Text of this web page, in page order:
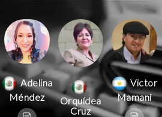
Adelina
Méndez
Orquídea
Cruz
Victor
Mamani